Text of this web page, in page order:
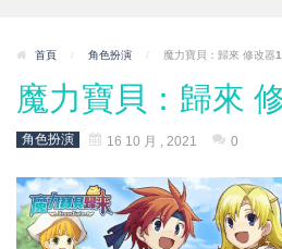
首頁 / 角色扮演 / 魔力寶貝：歸來 修改器
魔力寶貝：歸來
角色扮演 16 10 月 , 2021 0